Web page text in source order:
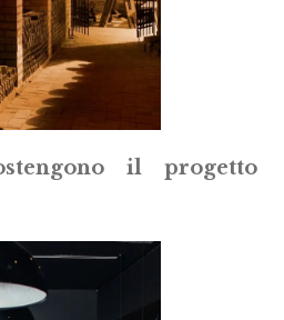
il progetto